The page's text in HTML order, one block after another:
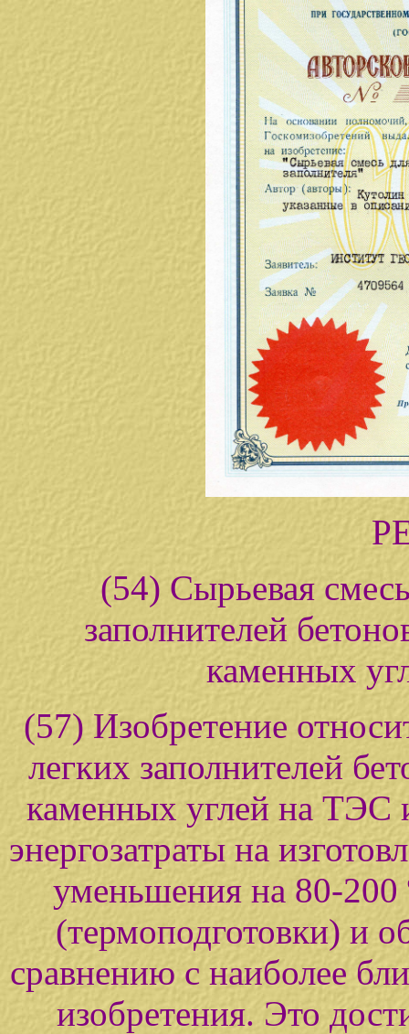
(54) Сырьевая
заполнителей
каменных
(57) Изобретение
легких заполнителей
каменных углей на ТЭС
энергозатраты на
уменьшения на 80-200
(термоподготовки) и
сравнению с наиболее
изобретения. Это